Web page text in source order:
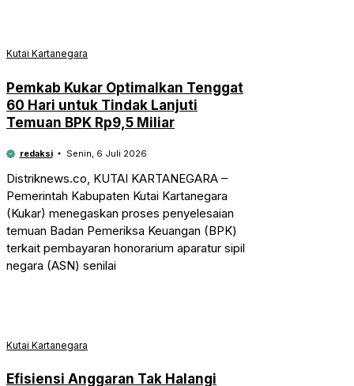
Kutai Kartanegara
Pemkab Kukar Optimalkan Tenggat
60 Hari untuk Tindak Lanjuti
Temuan BPK Rp9,5 Miliar
redaksi Senin, 6 Juli 2026
Distriknews.co, KUTAI KARTANEGARA –
Pemerintah Kabupaten Kutai Kartanegara
(Kukar) menegaskan proses penyelesaian
temuan Badan Pemeriksa Keuangan (BPK)
terkait pembayaran honorarium aparatur sipil
negara (ASN) senilai
Kutai Kartanegara
Efisiensi Anggaran Tak Halangi